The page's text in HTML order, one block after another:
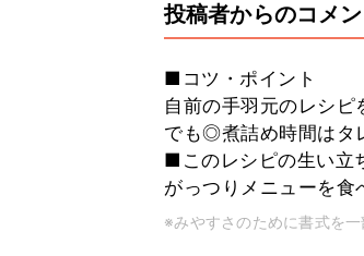
投稿者からのコメン
■コツ・ポイント
自前の手羽元のレシ
でも◎煮詰め時間はタ
■このレシピの生い立
がっつりメニューを食
※みやすさのために書式を一